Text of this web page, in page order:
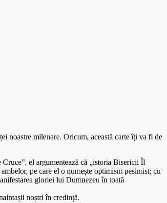
noastre milenare. Oricum, această carte îți va fi de
el argumentează că „istoria Bisericii Îl
pe care el o numește optimism pesimist; cu
gloriei lui Dumnezeu în toată
noștri în credință.